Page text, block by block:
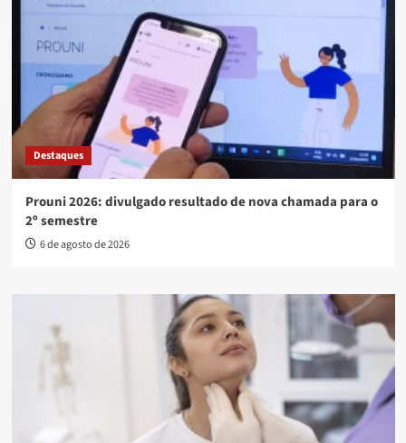
Destaques
Prouni 2026: divulgado resultado de nova chamada para o
2º semestre
6 de agosto de 2026